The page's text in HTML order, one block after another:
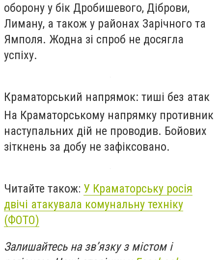
оборону у бік Дробишевого, Діброви,
Лиману, а також у районах Зарічного та
Ямполя. Жодна зі спроб не досягла
успіху.
Краматорський напрямок: тиші без атак
На Краматорському напрямку противник
наступальних дій не проводив. Бойових
зіткнень за добу не зафіксовано.
Читайте також: У Краматорську росія
двічі атакувала комунальну техніку
(ФОТО)
Залишайтесь на зв’язку з містом і